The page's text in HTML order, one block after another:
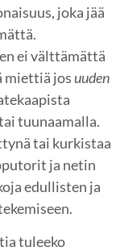
joka jää
ei välttämättä
miettiä jos uuden
tuunaamalla.
tai kurkistaa
ja netin
edullisten ja
tuleeko